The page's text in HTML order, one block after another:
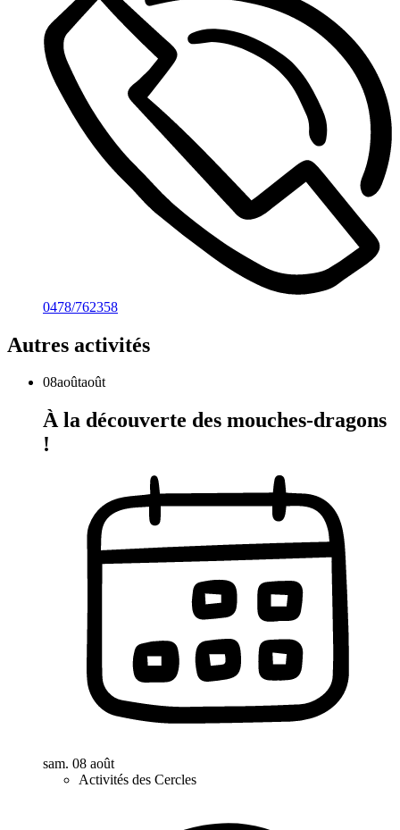
0478/762358
Autres activités
08aoûtaoût
À la découverte des mouches-dragons
!
sam. 08 août
Activités des Cercles